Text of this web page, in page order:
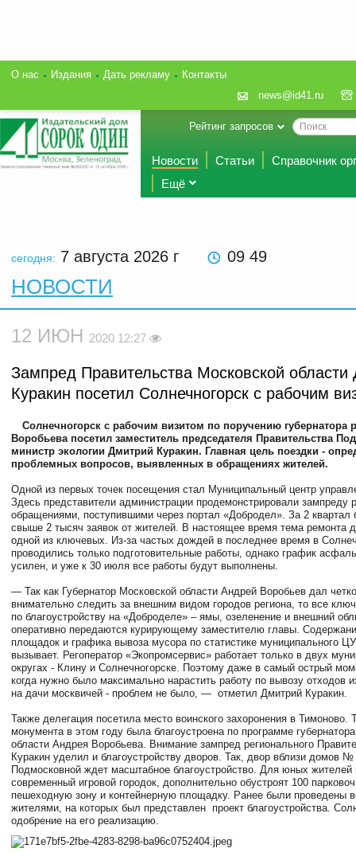
О нас Издания Дать рекламу
Контакты
news@id41.ru
Рейтинг запросов
Новости Статьи
Справочник
Ещё
сегодня: 7 августа 2026 г 09 49
НОВОСТИ
12 ИЮН 2020 12:27
Зампред Правительства Московской области
Куракин посетил Солнечногорск с рабочим
Солнечногорск с рабочим визитом по поручению губернатора
Воробьева посетил заместитель председателя Правительства
министр экологии Дмитрий Куракин. Главная цель поездки -
проблемных вопросов, выявленных в обращениях жителей.
Одной из первых точек посещения стал Муниципальный центр
Здесь представители администрации продемонстрировали зампреду
обращениями, поступившими через портал «Добродел». За 2 квартал
свыше 2 тысяч заявок от жителей. В настоящее время тема ремонта
одной из ключевых. Из-за частых дождей в последнее время в
проводились только подготовительные работы, однако график
усилен, и уже к 30 июля все работы будут выполнены.
— Так как Губернатор Московской области Андрей Воробьев дал
внимательно следить за внешним видом городов региона, то все
по благоустройству на «Доброделе» – ямы, озеленение и внешний
оперативно передаются курирующему заместителю главы.
площадок и графика вывоза мусора по статистике муниципального
вызывает. Регоператор «Экопромсервис» работает только в двух
округах - Клину и Солнечногорске. Поэтому даже в самый острый
когда нужно было максимально нарастить работу по вывозу отходов
на дачи москвичей - проблем не было, — отметил Дмитрий Куракин.
Также делегация посетила место воинского захоронения в Тимоново.
монумента в этом году была благоустроена по программе
области Андрея Воробьева. Внимание зампред регионального
Куракин уделил и благоустройству дворов. Так, двор вблизи домов
Подмосковной ждет масштабное благоустройство. Для юных жителей
современный игровой городок, дополнительно обустроят 100
пешеходную зону и контейнерную площадку. Ранее были проведены
жителями, на которых был представлен проект благоустройства.
одобрение на его реализацию.